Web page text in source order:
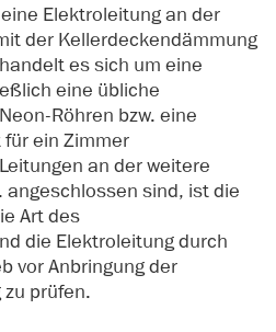
Elektroleitung an der
der Kellerdeckendämmung
es sich um eine
eine übliche
Röhren bzw. eine
ein Zimmer
an der weitere
sind, ist die
Art des
die Elektroleitung durch
vor Anbringung der
prüfen.